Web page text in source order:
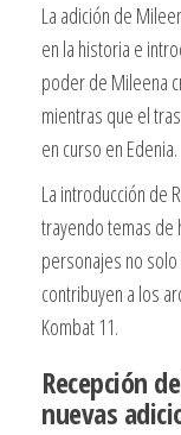
La adición de
en la historia e
poder de Mileena
mientras que el
en curso en Edenia.
La introducción de
trayendo temas de
personajes no
contribuyen a los
Kombat 11.
Recepción
nuevas